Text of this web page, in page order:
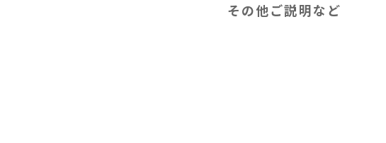
その他ご説明など